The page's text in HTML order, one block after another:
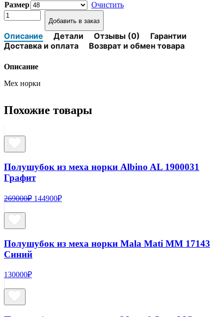
Размер
Очистить
Количество
товара
Полушубок
из
меха
Albino
1900031-
синий
Добавить в заказ
Описание Детали Отзывы (0)
Гарантии
Доставка и оплата
Возврат и обмен товара
Описание
Мех норки
Похожие товары
Полушубок из меха норки Albino AL 1900031
Графит
269000₽ Первоначальная
144900₽Текущая
Полушубок из меха норки Mala Mati MM 17143
Синий
130000₽